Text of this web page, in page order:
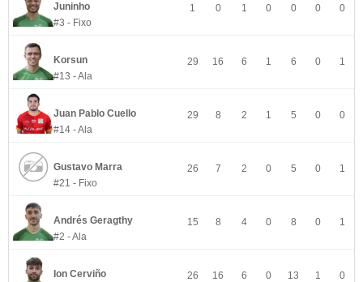
Juninho
#3 - Fixo
1 0 1 0 0 0 0
Korsun
#13 - Ala
29 16 6 1 6 0 1
Juan Pablo Cuello
#14 - Ala
29 8 2 1 5 0 0
Gustavo Marra
#21 - Fixo
26 7 2 0 5 0 1
Andrés Geragthy
#2 - Ala
15 8 4 0 8 0 1
Ion Cerviño
26 16 6 0 13 1 0